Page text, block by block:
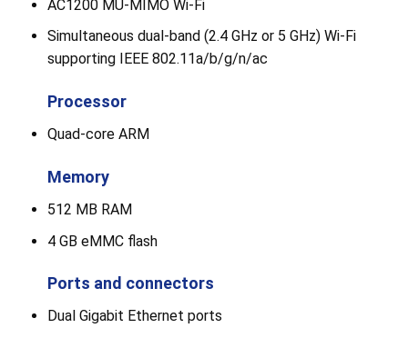
AC1200 MU-MIMO Wi-Fi
Simultaneous dual-band (2.4 GHz or 5 GHz) Wi-Fi
supporting IEEE 802.11a/b/g/n/ac
Processor
Quad-core ARM
Memory
512 MB RAM
4 GB eMMC flash
Ports and connectors
Dual Gigabit Ethernet ports